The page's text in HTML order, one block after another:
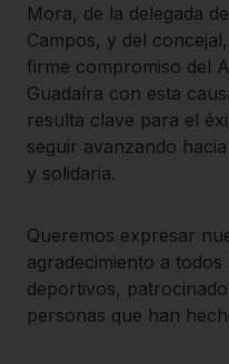
Mora, de la delegada
Campos, y del
firme compromiso del
Guadaíra con esta
resulta clave para el
seguir avanzando
y solidaria.
Queremos expresar
agradecimiento a
deportivos,
personas que han